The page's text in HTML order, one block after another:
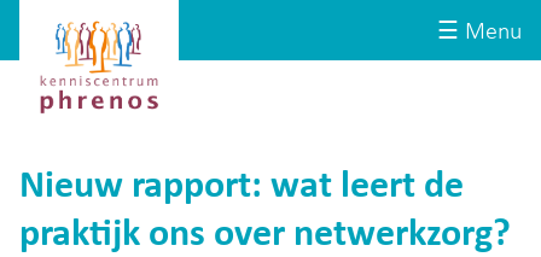
☰ Menu
Kenniscentrum
Phrenos
website
Nieuw rapport: wat leert de
praktijk ons over netwerkzorg?